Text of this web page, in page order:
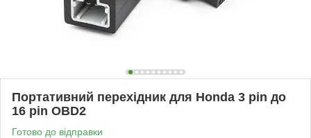
Портативний перехідник для Honda 3 pin до
16 pin OBD2
Готово до відправки